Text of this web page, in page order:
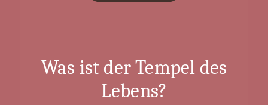
Was ist der Tempel des
Lebens?